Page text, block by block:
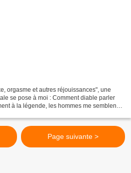
orgasme et autres réjouissances", une
se pose à moi : Comment diable parler
à la légende, les hommes me semblent
Page suivante >